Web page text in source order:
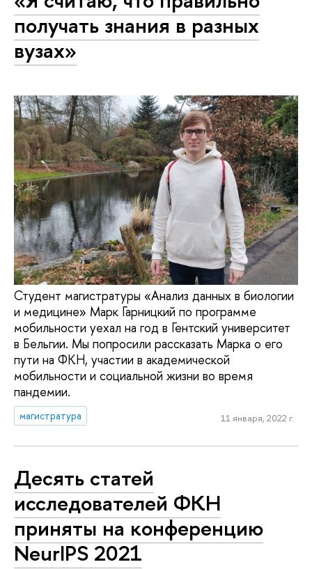
получать знания в разных
вузах»
Студент магистратуры «Анализ данных в биологии
и медицине» Марк Гарницкий по программе
мобильности уехал на год в Гентский университет
в Бельгии. Мы попросили рассказать Марка о его
пути на ФКН, участии в академической
мобильности и социальной жизни во время
пандемии.
магистратура 11 января, 2022 г.
Десять статей
исследователей ФКН
приняты на конференцию
NeurIPS 2021